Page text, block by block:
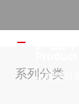
以智慧引
系列分类